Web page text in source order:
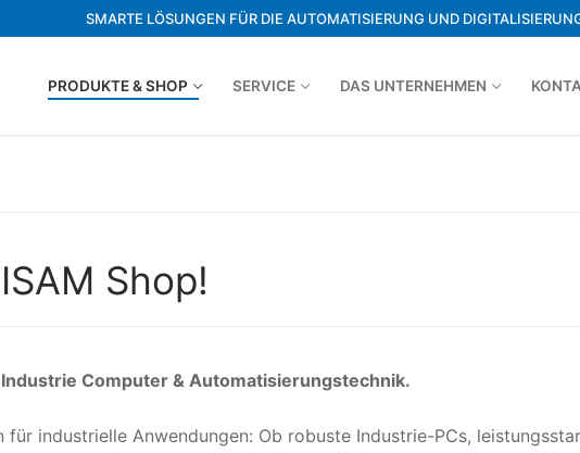
SMARTE LÖSUNGEN FÜR DIE AUTOMATISIERUNG UND
PRODUKTE & SHOP SERVICE DAS UNTERNEHMEN
Shop!
Computer & Automatisierungstechnik.
industrielle Anwendungen: Ob robuste Industrie-PCs,